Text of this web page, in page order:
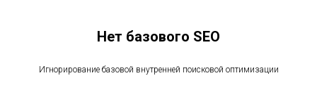
Нет базового SEO
Игнорирование базовой внутренней поисковой оптимизации